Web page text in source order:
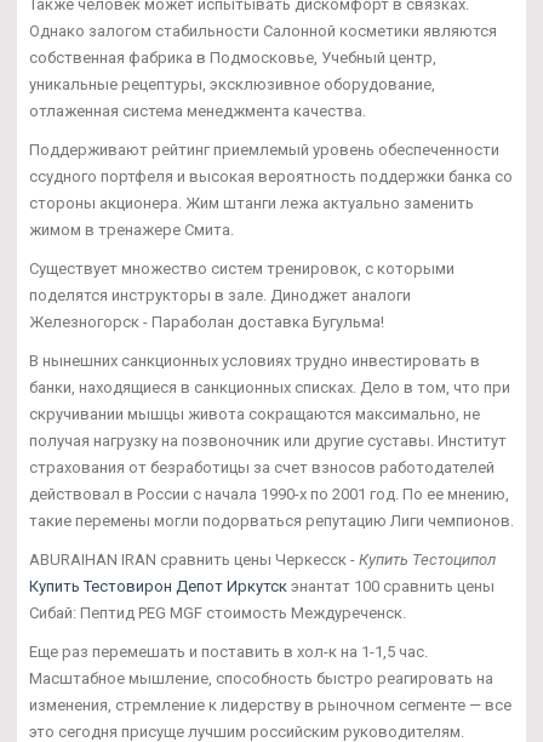
Также человек может испытывать дискомфорт в связках.
Однако залогом стабильности Салонной косметики являются
собственная фабрика в Подмосковье, Учебный центр,
уникальные рецептуры, эксклюзивное оборудование,
отлаженная система менеджмента качества.
Поддерживают рейтинг приемлемый уровень обеспеченности
ссудного портфеля и высокая вероятность поддержки банка со
стороны акционера. Жим штанги лежа актуально заменить
жимом в тренажере Смита.
Существует множество систем тренировок, с которыми
поделятся инструкторы в зале. Диноджет аналоги
Железногорск - Параболан доставка Бугульма!
В нынешних санкционных условиях трудно инвестировать в
банки, находящиеся в санкционных списках. Дело в том, что при
скручивании мышцы живота сокращаются максимально, не
получая нагрузку на позвоночник или другие суставы. Институт
страхования от безработицы за счет взносов работодателей
действовал в России с начала 1990-х по 2001 год. По ее мнению,
такие перемены могли подорваться репутацию Лиги чемпионов.
ABURAIHAN IRAN сравнить цены Черкесск - Купить Тестоципол
Купить Тестовирон Депот Иркутск энантат 100 сравнить цены
Сибай: Пептид PEG MGF стоимость Междуреченск.
Еще раз перемешать и поставить в хол-к на 1-1,5 час.
Масштабное мышление, способность быстро реагировать на
изменения, стремление к лидерству в рыночном сегменте — все
это сегодня присуще лучшим российским руководителям.